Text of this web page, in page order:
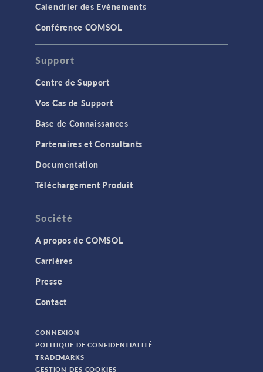
Calendrier des Evènements
Conférence COMSOL
Support
Centre de Support
Vos Cas de Support
Base de Connaissances
Partenaires et Consultants
Documentation
Téléchargement Produit
Société
A propos de COMSOL
Carrières
Presse
Contact
CONNEXION
POLITIQUE DE CONFIDENTIALITÉ
TRADEMARKS
GESTION DES COOKIES